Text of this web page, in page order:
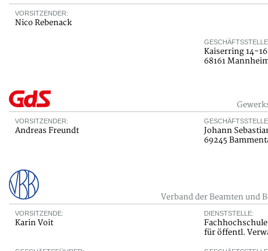
VORSITZENDER:
Nico Rebenack
Kaiserring 14-16
68161
VORSITZENDER:
Andreas Freundt
Johann
69245
Verband der Beamten und
VORSITZENDE:
Karin Voit
DIENSTSTELLE:
für öffentl.